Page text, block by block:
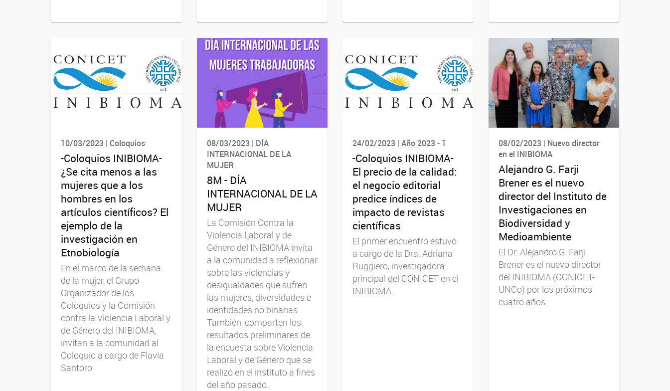
10/03/2023 | Coloquios
-Coloquios INIBIOMA-
¿Se cita menos a las
mujeres que a los
hombres en los
artículos científicos? El
ejemplo de la
investigación en
Etnobiología
En el marco de la semana
de la mujer, el Grupo
Organizador de los
Coloquios y la Comisión
contra la Violencia Laboral y
de Género del INIBIOMA,
invitan a la comunidad al
Coloquio a cargo de Flavia
Santoro
08/03/2023 | DÍA
INTERNACIONAL DE LA
MUJER
8M - DÍA
INTERNACIONAL DE LA
MUJER
La Comisión Contra la
Violencia Laboral y de
Género del INIBIOMA invita
a la comunidad a reflexionar
sobre las violencias y
desigualdades que sufren
las mujeres, diversidades e
identidades no binarias.
También, comparten los
resultados preliminares de
la encuesta sobre Violencia
Laboral y de Género que se
realizó en el instituto a fines
del año pasado.
24/02/2023 | Año 2023 - 1
-Coloquios INIBIOMA-
El precio de la calidad:
el negocio editorial
predice índices de
impacto de revistas
científicas
El primer encuentro estuvo
a cargo de la Dra. Adriana
Ruggiero, investigadora
principal del CONICET en el
INIBIOMA.
08/02/2023 | Nuevo director
en el INIBIOMA
Alejandro G. Farji
Brener es el nuevo
director del Instituto de
Investigaciones en
Biodiversidad y
Medioambiente
El Dr. Alejandro G. Farji
Brener es el nuevo director
del INIBIOMA (CONICET-
UNCo) por los próximos
cuatro años.